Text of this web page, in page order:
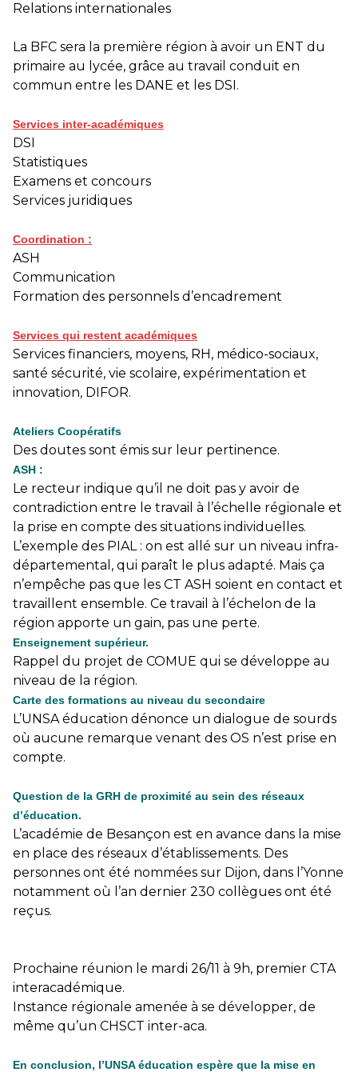
Relations internationales
La BFC sera la première région à avoir un ENT du
primaire au lycée, grâce au travail conduit en
commun entre les DANE et les DSI.
Services inter-académiques
DSI
Statistiques
Examens et concours
Services juridiques
Coordination :
ASH
Communication
Formation des personnels d’encadrement
Services qui restent académiques
Services financiers, moyens, RH, médico-sociaux,
santé sécurité, vie scolaire, expérimentation et
innovation, DIFOR.
Ateliers Coopératifs
Des doutes sont émis sur leur pertinence.
ASH :
Le recteur indique qu’il ne doit pas y avoir de
contradiction entre le travail à l’échelle régionale et
la prise en compte des situations individuelles.
L’exemple des PIAL : on est allé sur un niveau infra-
départemental, qui paraît le plus adapté. Mais ça
n’empêche pas que les CT ASH soient en contact et
travaillent ensemble. Ce travail à l’échelon de la
région apporte un gain, pas une perte.
Enseignement supérieur.
Rappel du projet de COMUE qui se développe au
niveau de la région.
Carte des formations au niveau du secondaire
L’UNSA éducation dénonce un dialogue de sourds
où aucune remarque venant des OS n’est prise en
compte.
Question de la GRH de proximité au sein des réseaux
d’éducation.
L’académie de Besançon est en avance dans la mise
en place des réseaux d’établissements. Des
personnes ont été nommées sur Dijon, dans l’Yonne
notamment où l’an dernier 230 collègues ont été
reçus.
Prochaine réunion le mardi 26/11 à 9h, premier CTA
interacadémique.
Instance régionale amenée à se développer, de
même qu’un CHSCT inter-aca.
En conclusion, l’UNSA éducation espère que la mise en